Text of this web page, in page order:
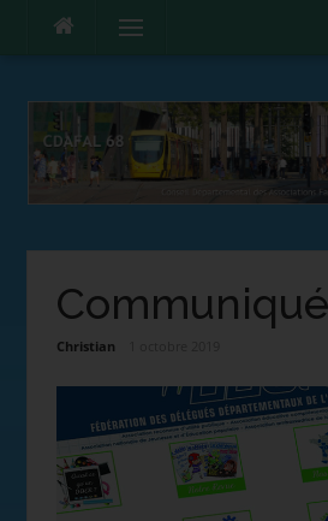
Menu
Communiqué
Christian